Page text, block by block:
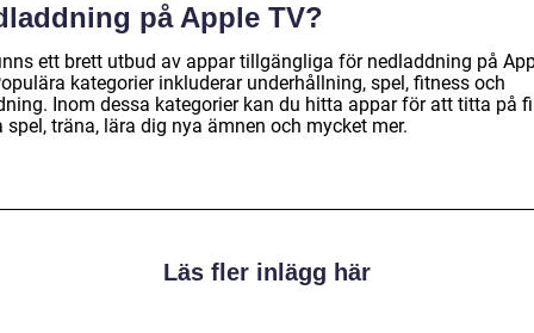
på Apple TV?
ett brett utbud av appar tillgängliga för nedladdning på
kategorier inkluderar underhållning, spel, fitness och
Inom dessa kategorier kan du hitta appar för att titta på
spel, träna, lära dig nya ämnen och mycket mer.
Läs fler inlägg här